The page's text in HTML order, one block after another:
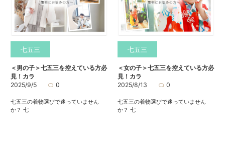
七五三
＜男の子＞七五三を控えている方必
見！カラ
2025/9/5
0
七五三の着物選びで迷っていません
か？ 七
七五三
＜女の子＞七五三を控えている方必
見！カラ
2025/8/13
0
七五三の着物選びで迷っていません
か？ 七